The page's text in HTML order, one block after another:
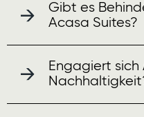
Gibt es
Acasa Suites?
Engagiert sich